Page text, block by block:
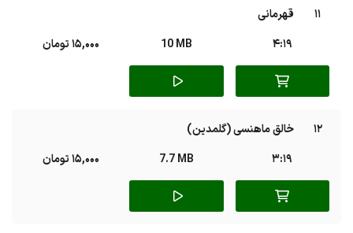
11
قهرمانی
4:19
10 MB 15,000 تومان
12
خالق ماهنسی (گلمدین)
3:19
7.7 MB 15,000 تومان